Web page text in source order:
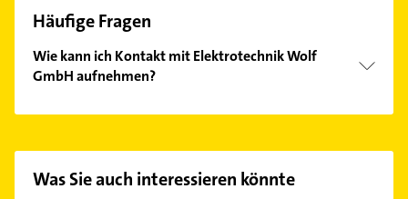
Häufige Fragen
Wie kann ich Kontakt mit Elektrotechnik Wolf
GmbH aufnehmen?
finden Sie alleKontaktdaten.
Was Sie auch interessieren könnte